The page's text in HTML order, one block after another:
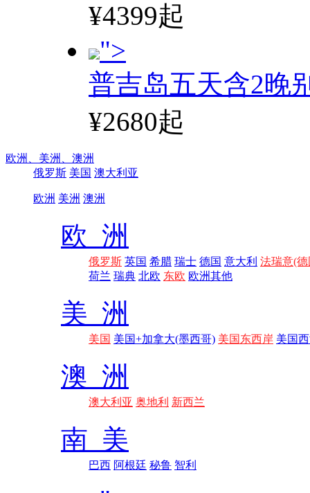
¥4399起
">
普吉岛五天含2晚
¥2680起
欧洲、 美洲、 澳洲
俄罗斯 美国 澳大利亚
欧洲 美洲 澳洲
欧 洲
俄罗斯 英国 希腊 瑞士 德国 意大利 法瑞意(德
荷兰 瑞典 北欧 东欧 欧洲其他
美 洲
美国 美国+加拿大(墨西哥) 美国东西岸 美国
澳 洲
澳大利亚 奥地利 新西兰
南 美
巴西 阿根廷 秘鲁 智利